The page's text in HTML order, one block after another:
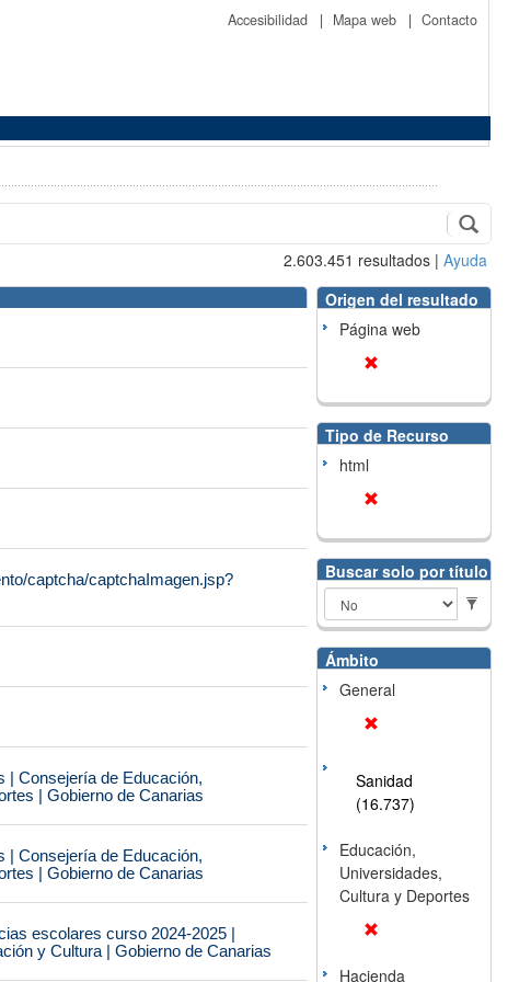
Accesibilidad | Mapa web | Contacto
2.603.451 resultados | Ayuda
captcha/captchaImagen.jsp?
| Consejería de Educación,
| Gobierno de Canarias
| Consejería de Educación,
| Gobierno de Canarias
escolares curso 2024-2025 |
y Cultura | Gobierno de Canarias
Origen del resultado
Página web
Tipo de Recurso
html
Buscar solo por título
Ámbito
General
Sanidad
(16.737)
Educación,
Universidades,
Cultura y Deportes
Hacienda